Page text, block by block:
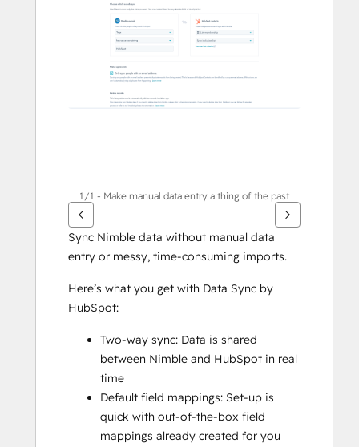
1/1 - Make manual data entry a thing of the past
Sync Nimble data without manual data
entry or messy, time-consuming imports.
Here’s what you get with Data Sync by
HubSpot:
Two-way sync: Data is shared
between Nimble and HubSpot in real
time
Default field mappings: Set-up is
quick with out-of-the-box field
mappings already created for you